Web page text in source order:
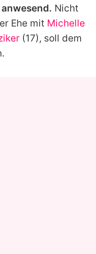
Nicht
Ehe mit Michelle
(17), soll dem